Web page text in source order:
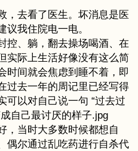
，去看了医生。坏消息是医
我住院电一电。
控、躺，翻去操场喝酒、在
实际上生活好像没有这么简
时间就会焦虑到睡不着，即
过去一年的周记里已经写得
可以对自己说一句 “过去过
自己最讨厌的样子.jpg
，当时大多数时候都想自
偶尔通过乱吃药进行自杀代